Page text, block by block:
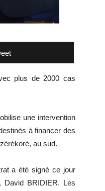
plus de 2000 cas
une intervention
à financer des
au sud.
a été signé ce jour
David BRIDIER. Les